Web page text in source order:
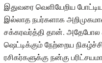
இதுவரை வெளியேறிய
இல்லாத நபர்களாக
சக்கரவர்த்தி தான். அதேபோல
ஷெட்டிக்கும் நேற்றைய
ரசிகர்களுக்கு நன்கு